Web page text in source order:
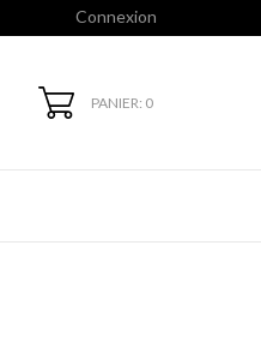
Connexion
PANIER: 0